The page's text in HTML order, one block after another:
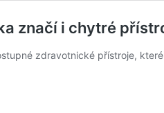
značí i chytré
zdravotnické přístroje,